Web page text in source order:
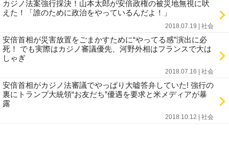
カジノ法案強行採決！山本太郎が安倍政権の被災地無視に吠
えた！「誰のために政治をやっているんだよ！」
2018.07.19 | 社会
安倍首相が災害放置をごまかすために“やってる感”演出に必
死！ でも実際はカジノ審議優先、河野外相はフランスで大は
しゃぎ
2018.07.16 | 社会
安倍首相がカジノ法審議でやっぱり大嘘答弁していた! 強行の
裏にトランプ大統領“お友だち”優遇を要求と米メディアが暴
露
2018.10.12 | 社会